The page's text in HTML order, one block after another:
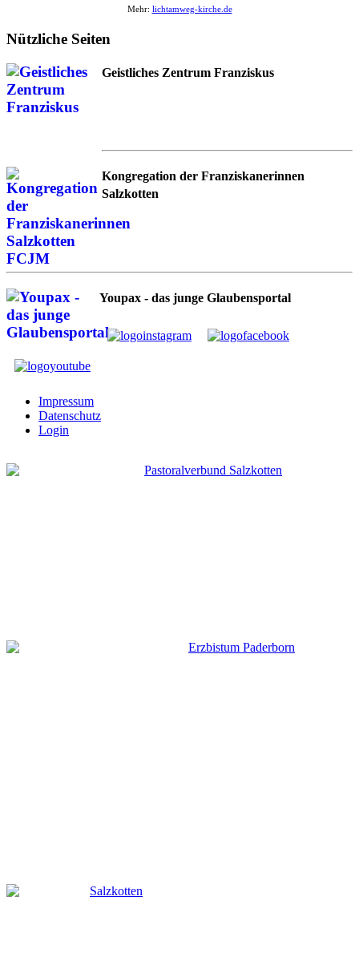
Mehr: lichtamweg-kirche.de
Nützliche Seiten
Geistliches Zentrum Franziskus
Kongregation der Franziskanerinnen
Salzkotten
Youpax - das junge Glaubensportal
Impressum
Datenschutz
Login